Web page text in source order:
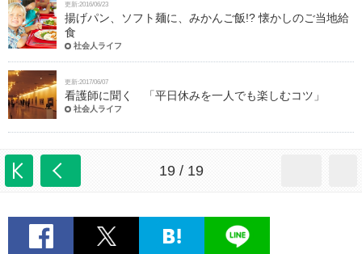
更新:2016/06/23
揚げパン、ソフト麺に、みかんご飯!? 懐かしのご当地給
食
社会人ライフ
更新:2017/06/07
看護師に聞く 「平日休みを一人でも楽しむコツ」
社会人ライフ
19 / 19